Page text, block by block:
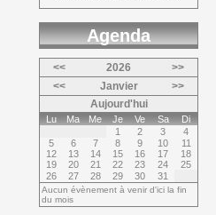
Agenda
<< 2026
>>
<<
Janvier
>>
Aujourd'hui
Lu Ma Me Je Ve Sa
Di
1
2 3
4
5
6 7 8 9 10
11
12
13 14 15 16 17
18
19
20 21 22 23 24
25
26
27 28 29 30 31
Aucun évènement à venir d'ici la fin
du mois